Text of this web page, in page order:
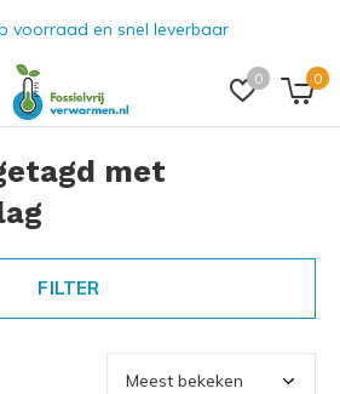
0 0
voorraad en snel leverbaar
met
FILTER